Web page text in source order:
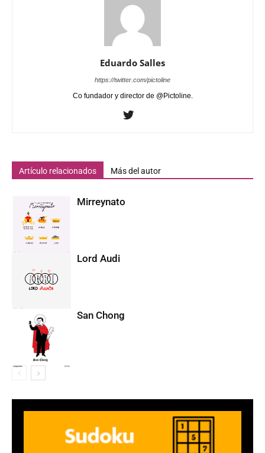
Eduardo Salles
https://twitter.com/pictoline
Co fundador y director de @Pictoline.
Artículo relacionados Más del autor
Mirreynato
Lord Audi
San Chong